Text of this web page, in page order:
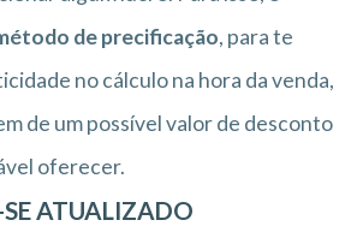
de precificação, para te
no cálculo na hora da venda,
de um possível valor de desconto
oferecer.
ATUALIZADO